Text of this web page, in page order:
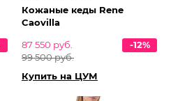
Кожаные кеды Rene
Caovilla
87 550 руб.
99 500 руб.
-12%
Купить на ЦУМ